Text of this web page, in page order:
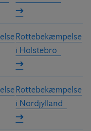
Rottebekæmpelse
i Holstebro
Rottebekæmpelse
i Nordjylland